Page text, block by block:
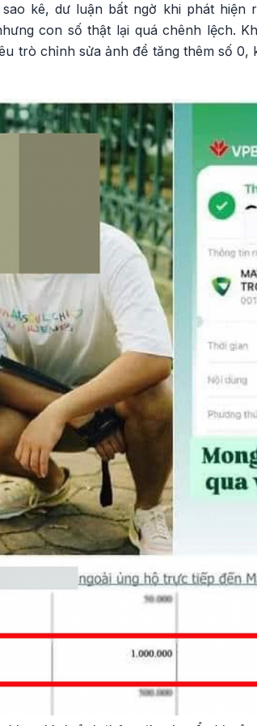
kê, dư luận bất ngờ khi phát hiện
con số thật lại quá chênh lệch.
trò chỉnh sửa ảnh để tăng thêm số